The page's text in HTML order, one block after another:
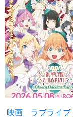
映画 ラブライブ